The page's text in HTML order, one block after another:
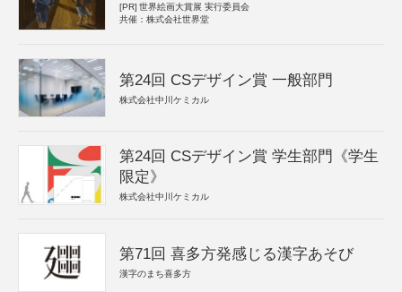
[PR] 世界絵画大賞展 実行委員会
共催：株式会社世界堂
第24回 CSデザイン賞 一般部門
株式会社中川ケミカル
第24回 CSデザイン賞 学生部門《学生
限定》
株式会社中川ケミカル
第71回 喜多方発感じる漢字あそび
漢字のまち喜多方